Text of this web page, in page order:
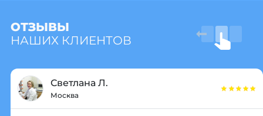
ОТЗЫВЫ
НАШИХ КЛИЕНТОВ
Светлана Л.
Москва